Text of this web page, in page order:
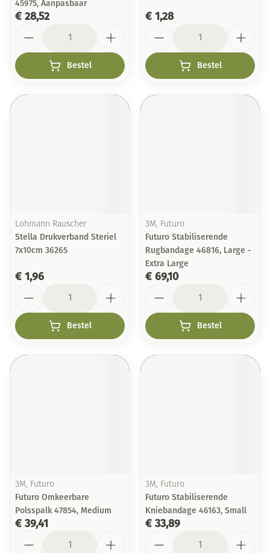
45975, Aanpasbaar
€ 28,52
Bestel
€ 1,28
Bestel
Lohmann Rauscher
Stella Drukverband Steriel
7x10cm 36265
€ 1,96
Bestel
3M, Futuro
Futuro Stabiliserende
Rugbandage 46816, Large -
Extra Large
€ 69,10
Bestel
3M, Futuro
Futuro Omkeerbare
Polsspalk 47854, Medium
€ 39,41
3M, Futuro
Futuro Stabiliserende
Kniebandage 46163, Small
€ 33,89